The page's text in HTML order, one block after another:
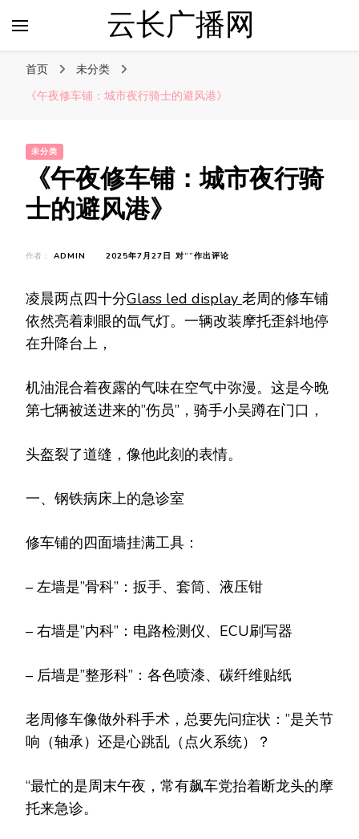
云长广播网
首页
未分类
《午夜修车铺：城市夜行骑士的避风港》
未分类
《午夜修车铺：城市夜行骑
士的避风港》
作者： ADMIN 2025年7月27日 对“ 《午
车
铺：
骑
的
港》
”作出评论
凌晨两点四十分Glass led display 老周的修车铺
依然亮着刺眼的氙气灯。一辆改装摩托歪斜地停
在升降台上，
机油混合着夜露的气味在空气中弥漫。这是今晚
第七辆被送进来的”伤员”，骑手小吴蹲在门口，
头盔裂了道缝，像他此刻的表情。
一、钢铁病床上的急诊室
修车铺的四面墙挂满工具：
– 左墙是”骨科”：扳手、套筒、液压钳
– 右墙是”内科”：电路检测仪、ECU刷写器
– 后墙是”整形科”：各色喷漆、碳纤维贴纸
老周修车像做外科手术，总要先问症状：”是关节
响（轴承）还是心跳乱（点火系统）？
“最忙的是周末午夜，常有飙车党抬着断龙头的摩
托来急诊。